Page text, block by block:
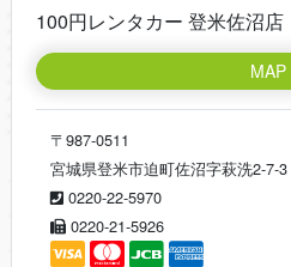
100円レンタカー 登米佐沼店
MAP
〒987-0511
宮城県登米市迫町佐沼字萩洗2-7-3
0220-22-5970
0220-21-5926